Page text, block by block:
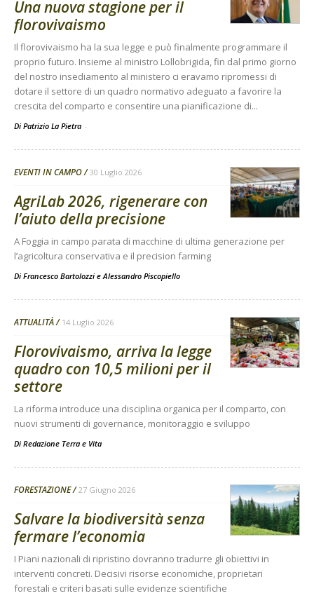
Una nuova stagione per il
florovivaismo
Il florovivaismo ha la sua legge e può finalmente programmare il
proprio futuro. Insieme al ministro Lollobrigida, fin dal primo giorno
del nostro insediamento al ministero ci eravamo ripromessi di
dotare il settore di un quadro normativo adeguato a favorire la
crescita del comparto e consentire una pianificazione di...
Di Patrizio La Pietra -
EVENTI IN CAMPO 30 Luglio 2026
AgriLab 2026, rigenerare con
l’aiuto della precisione
A Foggia in campo parata di macchine di ultima generazione per
l’agricoltura conservativa e il precision farming
Di Francesco Bartolozzi e Alessandro Piscopiello
ATTUALITÀ 14 Luglio 2026
Florovivaismo, arriva la legge
quadro con 10,5 milioni per il
settore
La riforma introduce una disciplina organica per il comparto, con
nuovi strumenti di governance, monitoraggio e sviluppo
Di Redazione Terra e Vita
FORESTAZIONE 27 Giugno 2026
Salvare la biodiversità senza
fermare l’economia
I Piani nazionali di ripristino dovranno tradurre gli obiettivi in
interventi concreti. Decisivi risorse economiche, proprietari
forestali e criteri basati sulle evidenze scientifiche